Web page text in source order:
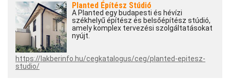
Planted Építész Stúdió
A Planted egy budapesti és hévízi
székhelyű építész és belsőépítész stúdió,
amely komplex tervezési szolgáltatásokat
nyújt.
https://lakberinfo.hu/cegkatalogus/ceg/planted-epitesz-
studio/